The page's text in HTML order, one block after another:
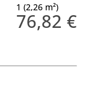
1 (2,26 m²)
76,82 €